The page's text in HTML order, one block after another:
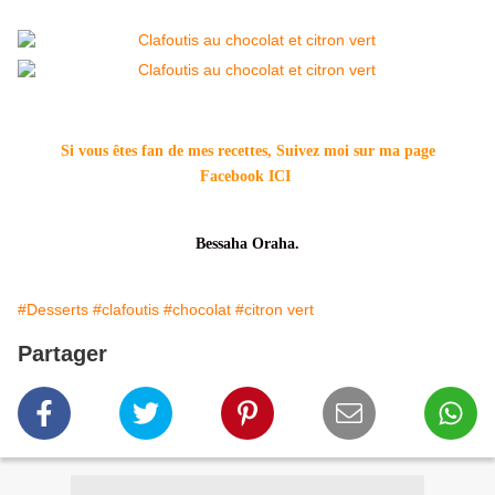
Si vous êtes fan de mes recettes, Suivez moi sur ma page
Facebook ICI
Bessaha Oraha.
#Desserts #clafoutis #chocolat #citron vert
Partager